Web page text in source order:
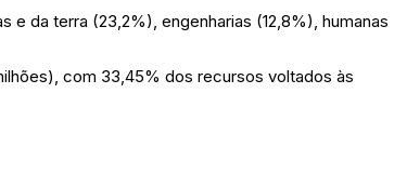
e da terra (23,2%), engenharias (12,8%), humanas
com 33,45% dos recursos voltados às